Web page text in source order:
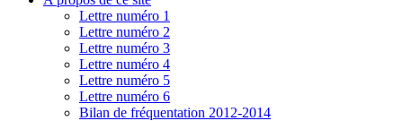
Lettre numéro 1
Lettre numéro 2
Lettre numéro 3
Lettre numéro 4
Lettre numéro 5
Lettre numéro 6
Bilan de fréquentation 2012-2014